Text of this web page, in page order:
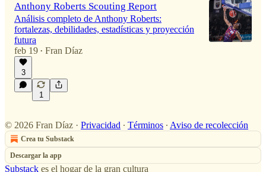
Anthony Roberts Scouting Report
Análisis completo de Anthony Roberts:
fortalezas, debilidades, estadísticas y proyección
futura
feb 19 • Fran Díaz
3
1
© 2026 Fran Díaz · Privacidad ∙ Términos ∙ Aviso de recolección
Crea tu Substack
Descargar la app
Substack es el hogar de la gran cultura